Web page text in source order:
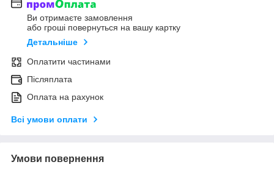
Ви отримаєте замовлення
або гроші повернуться на вашу картку
Детальніше
Оплатити частинами
Післяплата
Оплата на рахунок
Всі умови оплати
Умови повернення